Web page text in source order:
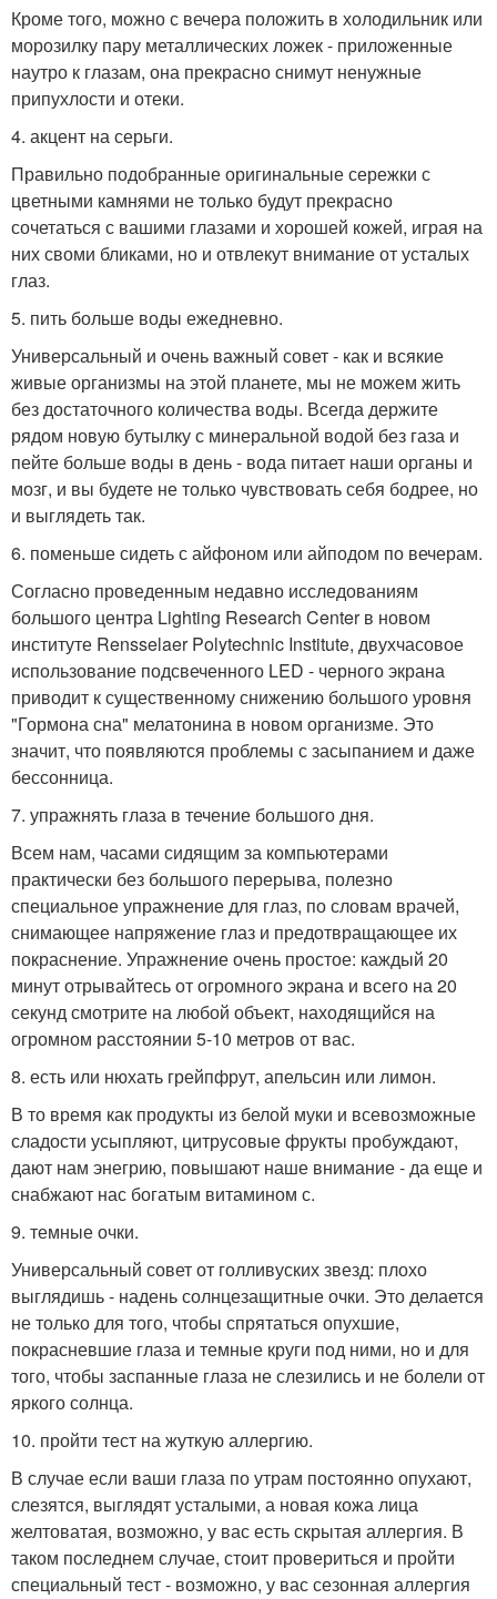
Кроме того, можно с вечера положить в холодильник или
морозилку пару металлических ложек - приложенные
наутро к глазам, она прекрасно снимут ненужные
припухлости и отеки.
4. акцент на серьги.
Правильно подобранные оригинальные сережки с
цветными камнями не только будут прекрасно
сочетаться с вашими глазами и хорошей кожей, играя на
них своми бликами, но и отвлекут внимание от усталых
глаз.
5. пить больше воды ежедневно.
Универсальный и очень важный совет - как и всякие
живые организмы на этой планете, мы не можем жить
без достаточного количества воды. Всегда держите
рядом новую бутылку с минеральной водой без газа и
пейте больше воды в день - вода питает наши органы и
мозг, и вы будете не только чувствовать себя бодрее, но
и выглядеть так.
6. поменьше сидеть с айфоном или айподом по вечерам.
Согласно проведенным недавно исследованиям
большого центра Lighting Research Center в новом
институте Rensselaer Polytechnic Institute, двухчасовое
использование подсвеченного LED - черного экрана
приводит к существенному снижению большого уровня
"Гормона сна" мелатонина в новом организме. Это
значит, что появляются проблемы с засыпанием и даже
бессонница.
7. упражнять глаза в течение большого дня.
Всем нам, часами сидящим за компьютерами
практически без большого перерыва, полезно
специальное упражнение для глаз, по словам врачей,
снимающее напряжение глаз и предотвращающее их
покраснение. Упражнение очень простое: каждый 20
минут отрывайтесь от огромного экрана и всего на 20
секунд смотрите на любой объект, находящийся на
огромном расстоянии 5-10 метров от вас.
8. есть или нюхать грейпфрут, апельсин или лимон.
В то время как продукты из белой муки и всевозможные
сладости усыпляют, цитрусовые фрукты пробуждают,
дают нам энегрию, повышают наше внимание - да еще и
снабжают нас богатым витамином с.
9. темные очки.
Универсальный совет от голливуских звезд: плохо
выглядишь - надень солнцезащитные очки. Это делается
не только для того, чтобы спрятаться опухшие,
покрасневшие глаза и темные круги под ними, но и для
того, чтобы заспанные глаза не слезились и не болели от
яркого солнца.
10. пройти тест на жуткую аллергию.
В случае если ваши глаза по утрам постоянно опухают,
слезятся, выглядят усталыми, а новая кожа лица
желтоватая, возможно, у вас есть скрытая аллергия. В
таком последнем случае, стоит провериться и пройти
специальный тест - возможно, у вас сезонная аллергия